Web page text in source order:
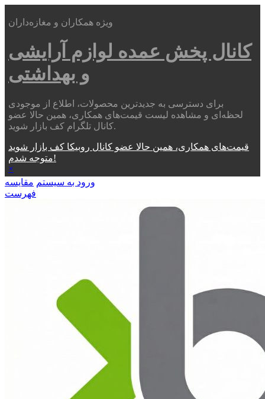
ویژه همکاران و مغازه‌داران
کانال پخش عمده لوازم آرایشی
و بهداشتی
برای دسترسی به جدیدترین محصولات، اطلاع از موجودی
لحظه‌ای و مشاهده لیست قیمت‌های همکاری، همین حالا عضو
کانال تلگرام کف بازار شوید.
قیمت‌های همکاری، همین حالا عضو کانال روبیکا کف بازار شوید
متوجه شدم!
×
ورود به سیستم مقایسه
فهرست